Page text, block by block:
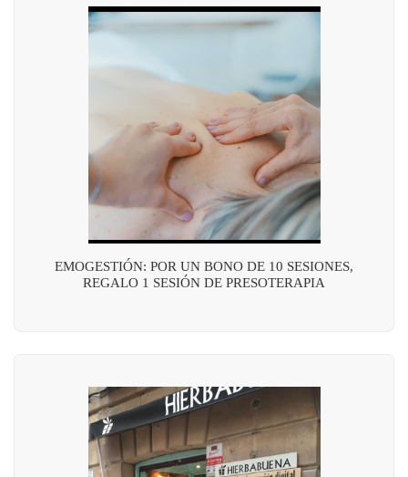
EMOGESTIÓN: POR UN BONO DE 10 SESIONES,
REGALO 1 SESIÓN DE PRESOTERAPIA